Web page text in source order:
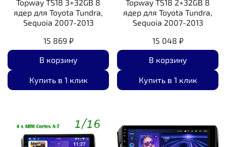
Topway TS18 3+32GB 8
ядер для Toyota Tundra,
Sequoia 2007-2013
15 869 ₽
В корзину
Купить в 1 клик
Topway TS18 2+32GB 8
ядер для Toyota Tundra,
Sequoia 2007-2013
15 048 ₽
В корзину
Купить в 1 клик